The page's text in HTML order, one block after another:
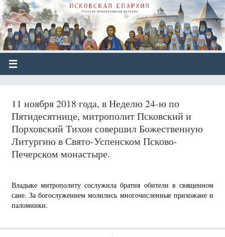
11 ноября 2018 года, в Неделю 24-ю по
Пятидесятнице, митрополит Псковский и
Порховский Тихон совершил Божественную
Литургию в Свято-Успенском Псково-
Печерском монастыре.
Владыке митрополиту сослужила братия обители в священном
сане. За богослужением молились многочисленные прихожане и
паломники.